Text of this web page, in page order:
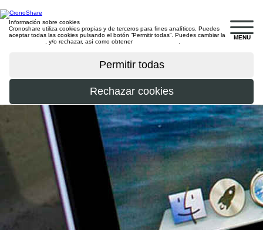
MENU
Información sobre cookies
Cronoshare utiliza cookies propias y de terceros para fines analíticos. Puedes
aceptar todas las cookies pulsando el botón “Permitir todas”. Puedes cambiar la
, y/o rechazar, así como obtener